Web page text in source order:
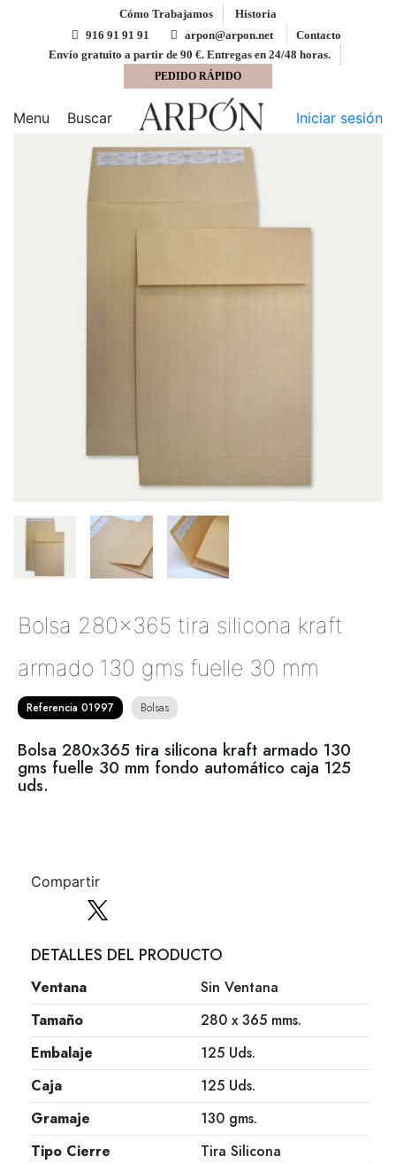
Cómo Trabajamos
Historia
916 91 91 91
arpon@arpon.net
Contacto
Envío gratuito a partir de 90 €. Entregas en 24/48 horas.
PEDIDO RÁPIDO
Menu Buscar Iniciar sesión
Bolsa 280x365 tira silicona kraft
armado 130 gms fuelle 30 mm
Bolsa 280x365 tira silicona kraft
armado 130 gms fuelle 30 mm
Referencia 01997 Bolsas
Bolsa 280x365 tira silicona kraft armado 130
gms fuelle 30 mm fondo automático caja 125
uds.
Compartir
DETALLES DEL PRODUCTO
Ventana
Sin Ventana
Tamaño
280 x 365 mms.
Embalaje
125 Uds.
Caja
125 Uds.
Gramaje
130 gms.
Tipo Cierre
Tira Silicona